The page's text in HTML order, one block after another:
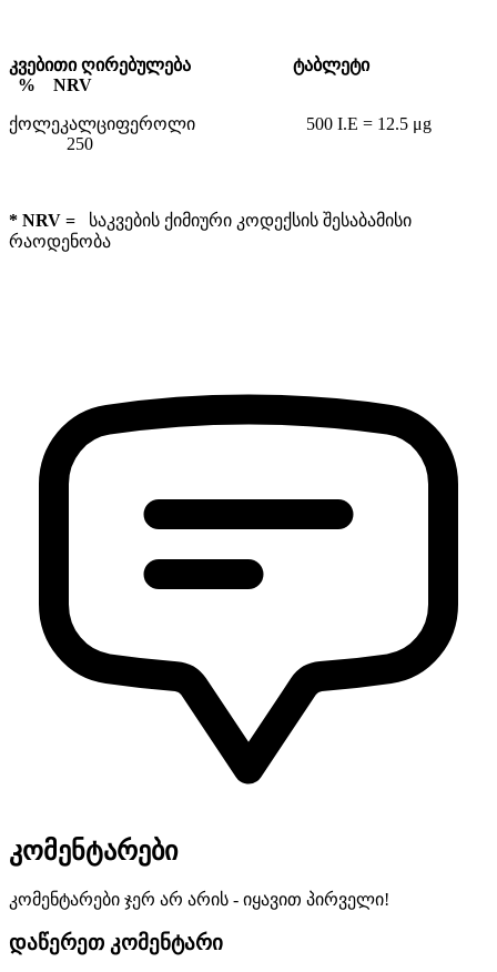
კვებითი ღირებულება ტაბლეტი
% NRV
ქოლეკალციფეროლი 500 I.E = 12.5 μg
250
* NRV = საკვების ქიმიური კოდექსის შესაბამისი
რაოდენობა
კომენტარები
კომენტარები ჯერ არ არის - იყავით პირველი!
დაწერეთ კომენტარი